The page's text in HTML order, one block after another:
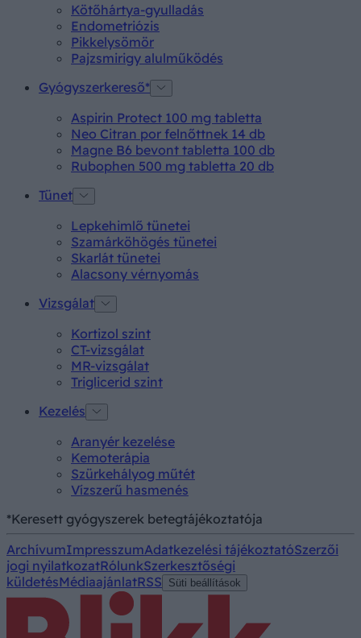
Kötőhártya-gyulladás
Endometriózis
Pikkelysömör
Pajzsmirigy alulműködés
Gyógyszerkereső*
Aspirin Protect 100 mg tabletta
Neo Citran por felnőttnek 14 db
Magne B6 bevont tabletta 100 db
Rubophen 500 mg tabletta 20 db
Tünet
Lepkehimlő tünetei
Szamárköhögés tünetei
Skarlát tünetei
Alacsony vérnyomás
Vizsgálat
Kortizol szint
CT-vizsgálat
MR-vizsgálat
Triglicerid szint
Kezelés
Aranyér kezelése
Kemoterápia
Szürkehályog műtét
Vízszerű hasmenés
*Keresett gyógyszerek betegtájékoztatója
ArchívumImpresszumAdatkezelési tájékoztatóSzerzői
jogi nyilatkozatRólunkSzerkesztőségi
küldetésMédiaajánlatRSS Süti beállítások